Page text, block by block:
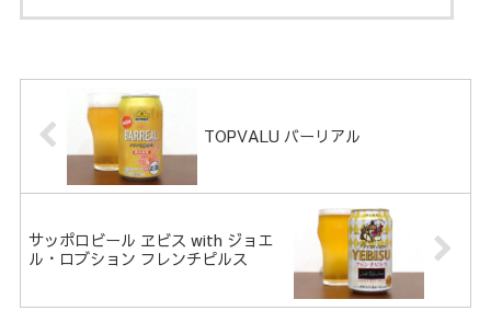
TOPVALU バーリアル
サッポロビール ヱビス with ジョエ
ル・ロブション フレンチピルス